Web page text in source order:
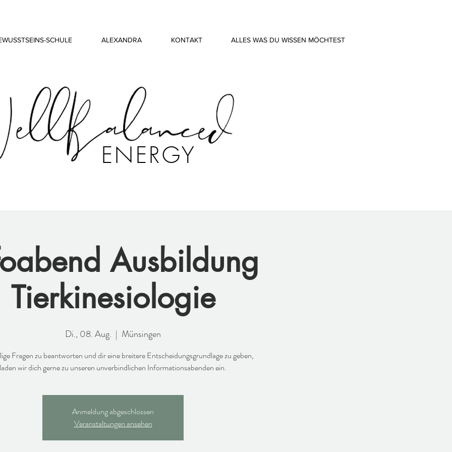
SCHULE ALEXANDRA KONTAKT ALLES WAS DU WISSEN MÖCHTEST
ENERGY
Ausbildung
Tierkinesiologie
Di., 08. Aug.
  |
Münsingen
Fragen zu beantworten und dir eine breitere Entscheidungsgrundlage zu geben,
laden wir dich gerne zu unseren unverbindlichen Informationsabenden ein.
Anmeldung abgeschlossen
Veranstaltungen ansehen